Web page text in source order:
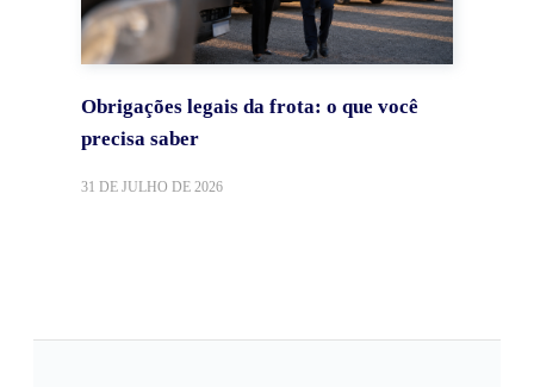
Obrigações legais da frota: o que você
precisa saber
31 DE JULHO DE 2026